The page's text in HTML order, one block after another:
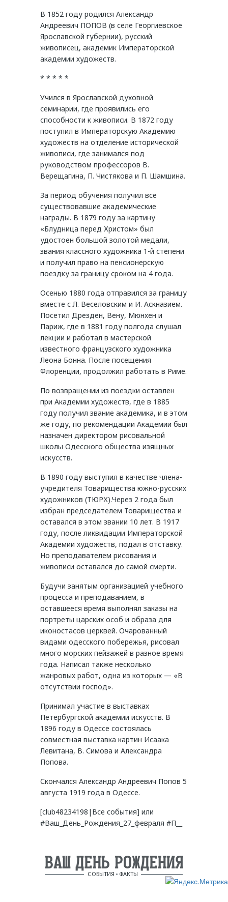
В 1852 году родился Александр
Андреевич ПОПОВ (в селе Георгиевское
Ярославской губернии), русский
живописец, академик Императорской
академии художеств.
* * * * *
Учился в Ярославской духовной
семинарии, где проявились его
способности к живописи. В 1872 году
поступил в Императорскую Академию
художеств на отделение исторической
живописи, где занимался под
руководством профессоров В.
Верещагина, П. Чистякова и П. Шамшина.
За период обучения получил все
существовавшие академические
награды. В 1879 году за картину
«Блудница перед Христом» был
удостоен большой золотой медали,
звания классного художника 1-й степени
и получил право на пенсионерскую
поездку за границу сроком на 4 года.
Осенью 1880 года отправился за границу
вместе с Л. Веселовским и И. Аскназием.
Посетил Дрезден, Вену, Мюнхен и
Париж, где в 1881 году полгода слушал
лекции и работал в мастерской
известного французского художника
Леона Бонна. После посещения
Флоренции, продолжил работать в Риме.
По возвращении из поездки оставлен
при Академии художеств, где в 1885
году получил звание академика, и в этом
же году, по рекомендации Академии был
назначен директором рисовальной
школы Одесского общества изящных
искусств.
В 1890 году выступил в качестве члена-
учредителя Товарищества южно-русских
художников (ТЮРХ).Через 2 года был
избран председателем Товарищества и
оставался в этом звании 10 лет. В 1917
году, после ликвидации Императорской
Академии художеств, подал в отставку.
Но преподавателем рисования и
живописи оставался до самой смерти.
Будучи занятым организацией учебного
процесса и преподаванием, в
оставшееся время выполнял заказы на
портреты царских особ и образа для
иконостасов церквей. Очарованный
видами одесского побережья, рисовал
много морских пейзажей в разное время
года. Написал также несколько
жанровых работ, одна из которых — «В
отсутствии господ».
Принимал участие в выставках
Петербургской академии искусств. В
1896 году в Одессе состоялась
совместная выставка картин Исаака
Левитана, В. Симова и Александра
Попова.
Скончался Александр Андреевич Попов 5
августа 1919 года в Одессе.
[club48234198|Все события] или
#Ваш_День_Рождения_27_февраля #П__
ВАШ ДЕНЬ РОЖДЕНИЯ
СОБЫТИЯ ФАКТЫ